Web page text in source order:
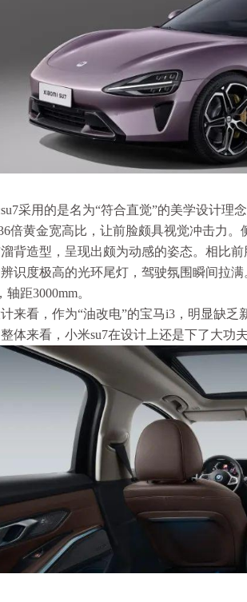
采用的是名为“符合直觉”的美学设计理
倍黄金宽高比，让前脸颇具视觉冲击力
背造型，呈现出颇为动感的姿态。相比
识度极高的光环尾灯，驾驶氛围瞬间拉满
轴距3000mm。
来看，作为“油改电”的宝马i3，明显缺
体来看，小米su7在设计上还是下了大功